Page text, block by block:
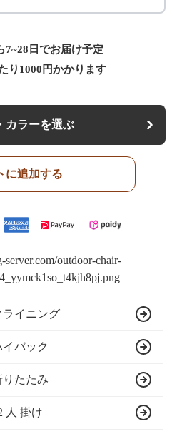
7~28日でお届け予定
り 1000 円かかります
カラーを選ぶ
に追加する
ライニング
イバック
りたたみ
人 掛け